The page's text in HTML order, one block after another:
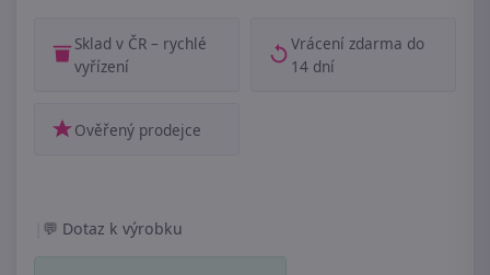
Sklad v ČR – rychlé
vyřízení
Vrácení zdarma do
14 dní
Ověřený prodejce
Dotaz k výrobku